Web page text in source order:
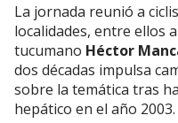
La jornada reunió a
localidades, entre ellos
tucumano Héctor
dos décadas impulsa
sobre la temática tras
hepático en el año 2003.